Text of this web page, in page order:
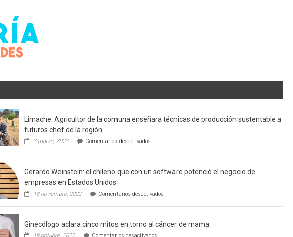
Limache: Agricultor de la comuna enseñara técnicas de producción sustentable a
futuros chef de la región
3 marzo, 2023 Comentarios desactivadosen
Agricultor
la
técnicas
a
Gerardo Weinstein: el chileno que con un software potenció el negocio de
empresas en Estados Unidos
18 noviembre, 2022 Comentarios desactivadosen
Weinstein:
chileno
Ginecólogo aclara cinco mitos en torno al cáncer de mama
en